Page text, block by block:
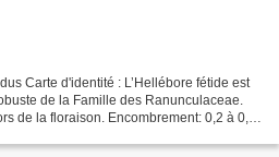
Carte d'identité : L’Hellébore fétide est
de la Famille des Ranunculaceae.
de la floraison. Encombrement: 0,2 à 0,4